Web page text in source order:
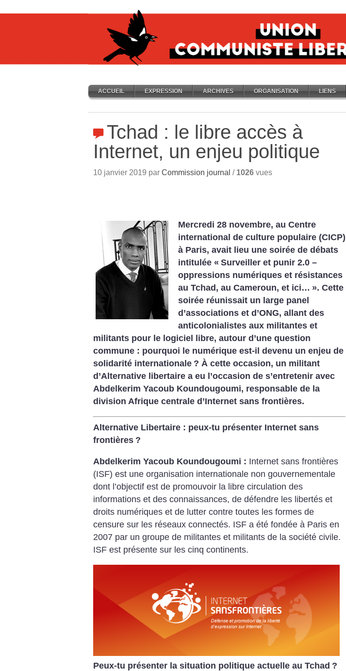
ACCUEIL EXPRESSION ARCHIVES ORGANISATION LIENS
Tchad : le libre accès à
Internet, un enjeu politique
10 janvier 2019 par Commission journal / 1026 vues
Mercredi 28 novembre, au Centre
international de culture populaire (CICP)
à Paris, avait lieu une soirée de débats
intitulée « Surveiller et punir 2.0 –
oppressions numériques et résistances
au Tchad, au Cameroun, et ici… ». Cette
soirée réunissait un large panel
d’associations et d’ONG, allant des
anticolonialistes aux militantes et
militants pour le logiciel libre, autour d’une question
commune : pourquoi le numérique est-il devenu un enjeu de
solidarité internationale ? À cette occasion, un militant
d’Alternative libertaire a eu l’occasion de s’entretenir avec
Abdelkerim Yacoub Koundougoumi, responsable de la
division Afrique centrale d’Internet sans frontières.
Alternative Libertaire : peux-tu présenter Internet sans
frontières ?
Abdelkerim Yacoub Koundougoumi : Internet sans frontières
(ISF) est une organisation internationale non gouvernementale
dont l’objectif est de promouvoir la libre circulation des
informations et des connaissances, de défendre les libertés et
droits numériques et de lutter contre toutes les formes de
censure sur les réseaux connectés. ISF a été fondée à Paris en
2007 par un groupe de militantes et militants de la société civile.
ISF est présente sur les cinq continents.
Peux-tu présenter la situation politique actuelle au Tchad ?